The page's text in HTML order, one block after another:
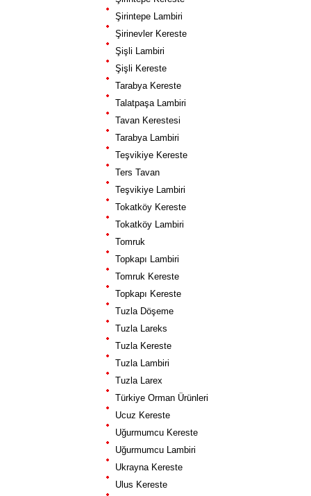
Şirintepe Lambiri
Şirinevler Kereste
Şişli Lambiri
Şişli Kereste
Tarabya Kereste
Talatpaşa Lambiri
Tavan Kerestesi
Tarabya Lambiri
Teşvikiye Kereste
Ters Tavan
Teşvikiye Lambiri
Tokatköy Kereste
Tokatköy Lambiri
Tomruk
Topkapı Lambiri
Tomruk Kereste
Topkapı Kereste
Tuzla Döşeme
Tuzla Lareks
Tuzla Kereste
Tuzla Lambiri
Tuzla Larex
Türkiye Orman Ürünleri
Ucuz Kereste
Uğurmumcu Kereste
Uğurmumcu Lambiri
Ukrayna Kereste
Ulus Kereste